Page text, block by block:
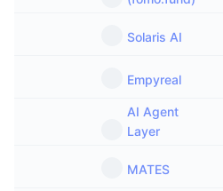
Statistiques NFT globales
Ventes à venir
Taux de financement
Apprenez & Gagnez
Solaris AI
Empyreal
AI Agent
Layer
MATES